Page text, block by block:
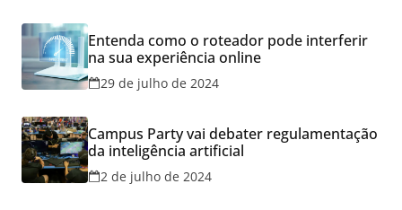
Entenda como o roteador pode interferir
na sua experiência online
29 de julho de 2024
Campus Party vai debater regulamentação
da inteligência artificial
2 de julho de 2024